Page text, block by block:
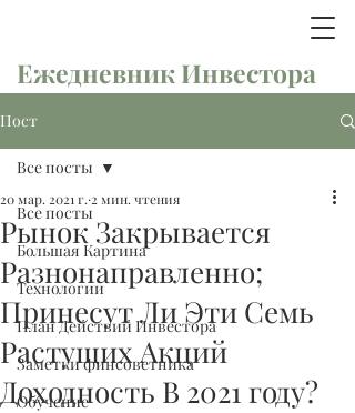
Ежедневник Инвестора
Пост
Все посты
Большая Картина
Технологии
План Действий Инвестора
Заметки финсоветника
Обучение
Все посты
Рынок Закрывается
Разнонаправленно;
Принесут Ли Эти Семь
Растущих Акций
Доходность В 2021 году?
20 мар. 2021 г. 2 мин. чтения